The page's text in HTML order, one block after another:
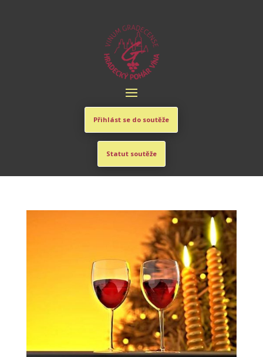
Přihlást se do soutěže
Statut soutěže